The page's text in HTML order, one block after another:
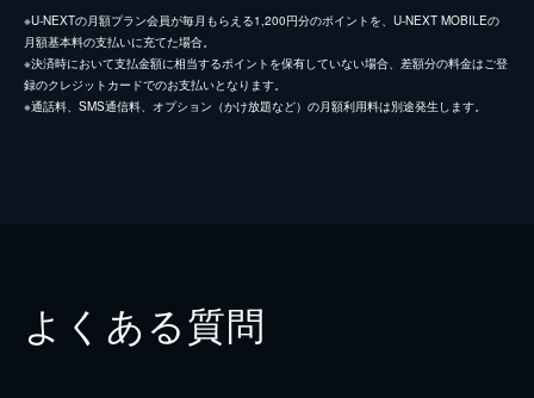
※U-NEXTの月額プラン会員が毎月もらえる1,200円分のポイントを、U-NEXT MOBILEの
月額基本料の支払いに充てた場合。
※決済時において支払金額に相当するポイントを保有していない場合、差額分の料金はご登
録のクレジットカードでのお支払いとなります。
※通話料、SMS通信料、オプション（かけ放題など）の月額利用料は別途発生します。
よくある質問